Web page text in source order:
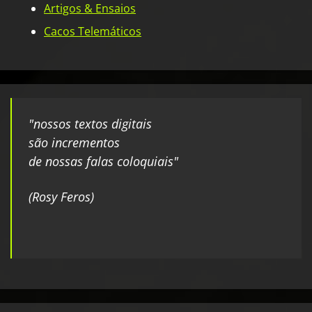
Artigos & Ensaios
Cacos Telemáticos
"nossos textos digitais
são incrementos
de nossas falas coloquiais"
(Rosy Feros)